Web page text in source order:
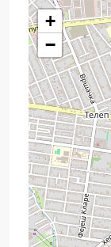
+
−